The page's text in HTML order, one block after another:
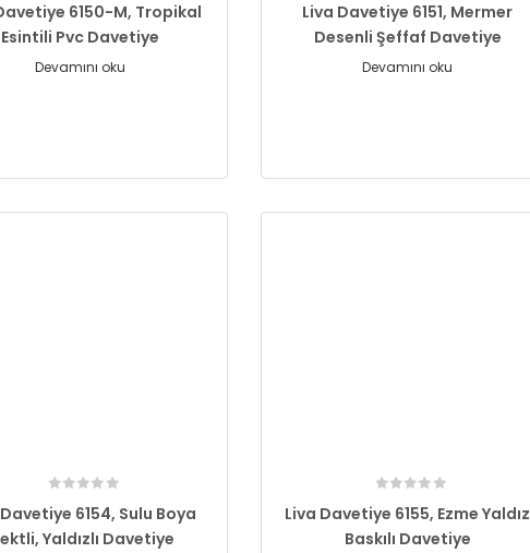
6150-M, Tropikal
Esintili Pvc Davetiye
Devamını oku
Liva Davetiye 6151, Mermer
Desenli Şeffaf Davetiye
Devamını oku
6154, Sulu Boya
Yaldızlı Davetiye
Liva Davetiye 6155, Ezme Yaldız
Baskılı Davetiye